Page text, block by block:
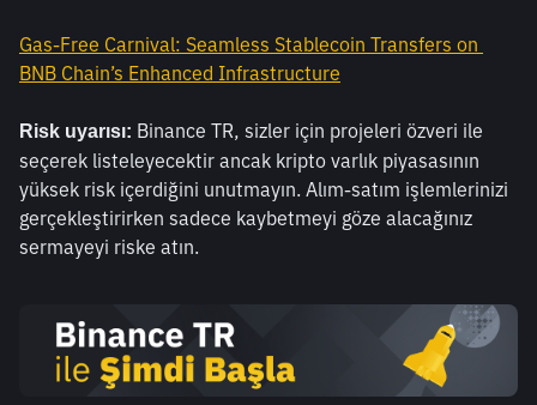
Gas-Free Carnival: Seamless Stablecoin Transfers on
BNB Chain’s Enhanced Infrastructure
Risk uyarısı: Binance TR, sizler için projeleri özveri ile
seçerek listeleyecektir ancak kripto varlık piyasasının
yüksek risk içerdiğini unutmayın. Alım-satım işlemlerinizi
gerçekleştirirken sadece kaybetmeyi göze alacağınız
sermayeyi riske atın.